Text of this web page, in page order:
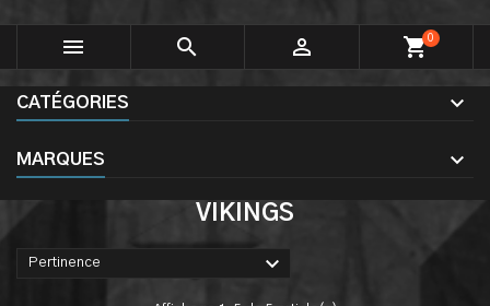
   shopping_cart0
CATÉGORIES
MARQUES
VIKINGS
Pertinence 